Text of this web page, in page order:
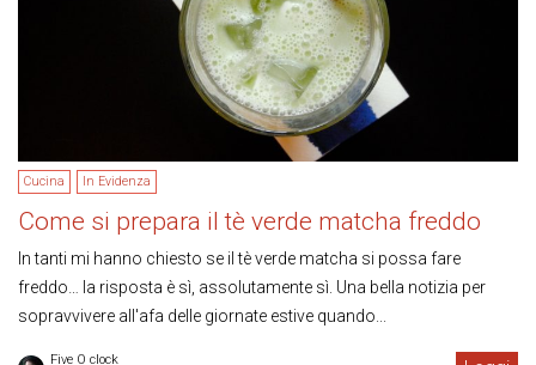
Cucina In Evidenza
Come si prepara il tè verde matcha freddo
In tanti mi hanno chiesto se il tè verde matcha si possa fare
freddo… la risposta è sì, assolutamente sì. Una bella notizia per
sopravvivere all'afa delle giornate estive quando...
Five O clock